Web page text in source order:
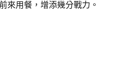
來用餐，增添幾分戰力。